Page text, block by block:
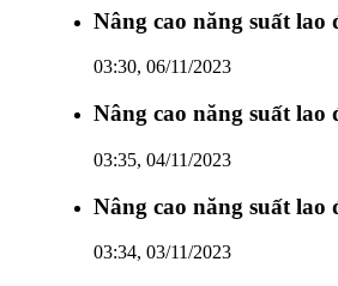
Nâng cao năng suất lao
03:30, 06/11/2023
Nâng cao năng suất
03:35, 04/11/2023
Nâng cao năng suất
03:34, 03/11/2023